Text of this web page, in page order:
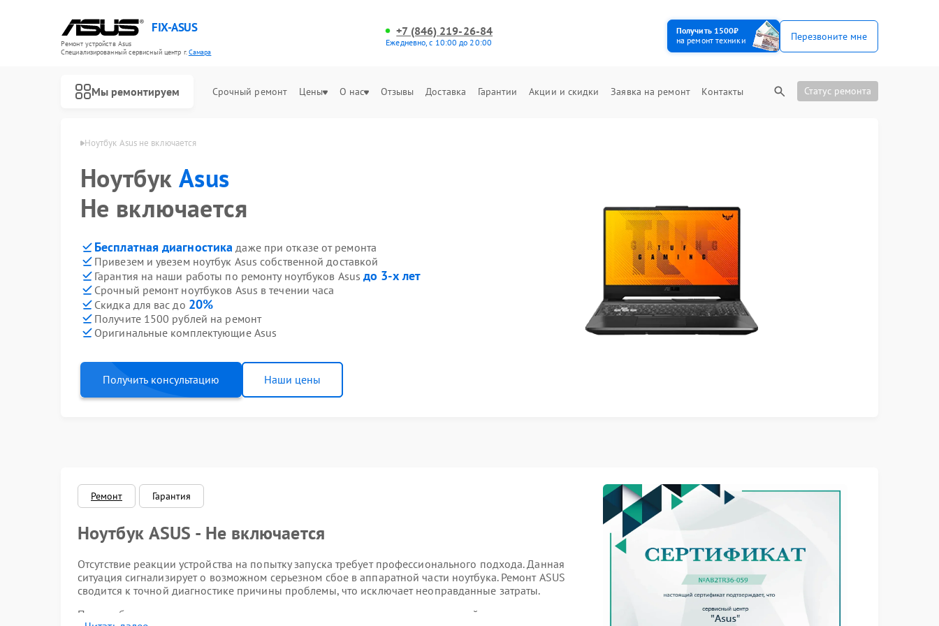
FIX-ASUS
Ремонт устройств Asus
Специализированный cервисный центр г.Самара
+7 (846) 219-26-84
Ежедневно, с 10:00 до 20:00
Получить 1500₽
на ремонт техники
Перезвоните мне
Мы ремонтируем Срочный ремонт Цены О нас Отзывы Доставка Гарантии Акции и скидки Заявка на ремонт Контакты Статус ремонта
Ноутбук Asus не включается
Ноутбук Asus
Не включается
Бесплатная диагностика даже при отказе от ремонта
Привезем и увезем ноутбук Asus собственной доставкой
Гарантия на наши работы по ремонту ноутбуков Asus до 3-х лет
Срочный ремонт ноутбуков Asus в течении часа
Скидка для вас до 20%
Получите 1500 рублей на ремонт
Оригинальные комплектующие Asus
Получить консультацию Наши цены
Ремонт Гарантия
Ноутбук ASUS - Не включается
Отсутствие реакции устройства на попытку запуска требует профессионального подхода. Данная
ситуация сигнализирует о возможном серьезном сбое в аппаратной части ноутбука. Ремонт ASUS
сводится к точной диагностике причины проблемы, что исключает неоправданные затраты.
Перед обращением к специалистам допустимо выполнить самостоятельные действия: